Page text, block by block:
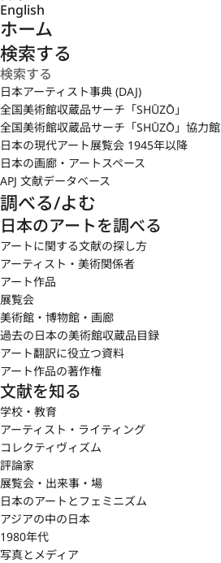
English
ホーム
検索する
日本アーティスト事典 (DAJ)
全国美術館収蔵品サーチ「SHŪZŌ」
全国美術館収蔵品サーチ「SHŪZŌ」協力館
日本の現代アート展覧会 1945年以降
日本の画廊・アートスペース
APJ 文献データベース
調べる/よむ
日本のアートを調べる
アートに関する文献の探し方
アーティスト・美術関係者
アート作品
展覧会
美術館・博物館・画廊
過去の日本の美術館収蔵品目録
アート翻訳に役立つ資料
アート作品の著作権
文献を知る
学校・教育
アーティスト・ライティング
コレクティヴィズム
評論家
展覧会・出来事・場
日本のアートとフェミニズム
アジアの中の日本
1980年代
写真とメディア